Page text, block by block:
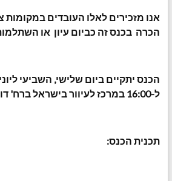
אנו מזכירים לאלו העובדים במקומות
הכרה בכנס זה כביום עיון או
ל-16:00 במרכז לעיוור בישראל ברח' דוד חכמי 10 תל-אביב.
תכנית הכנס: